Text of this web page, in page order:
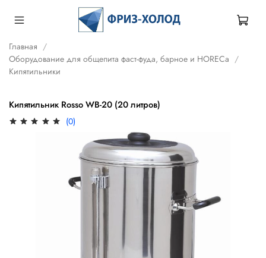
Главная
Оборудование для общепита фаст-фуда, барное и HORECa
Кипятильники
Кипятильник Rosso WB-20 (20 литров)
(0)